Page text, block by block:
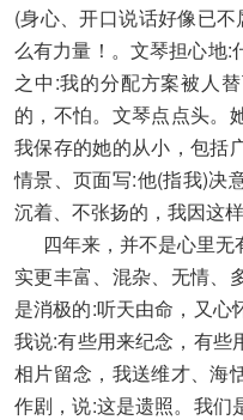
(身心、开口说话好像已
么有力量！。文琴担心地:
之中:我的分配方案被人
的，不怕。文琴点点头。
我保存的她的从小，包括
情景、页面写:他(指我)决
沉着、不张扬的，我因这样
四年来，并不是心里无
实更丰富、混杂、无情、
是消极的:听天由命，又心
我说:有些用来纪念，有些
相片留念，我送维才、海
作剧，说:这是遗照。我们